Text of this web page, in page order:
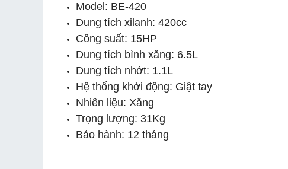
Model: BE-420
Dung tích xilanh: 420cc
Công suất: 15HP
Dung tích bình xăng: 6.5L
Dung tích nhớt: 1.1L
Hệ thống khởi động: Giật tay
Nhiên liệu: Xăng
Trọng lượng: 31Kg
Bảo hành: 12 tháng